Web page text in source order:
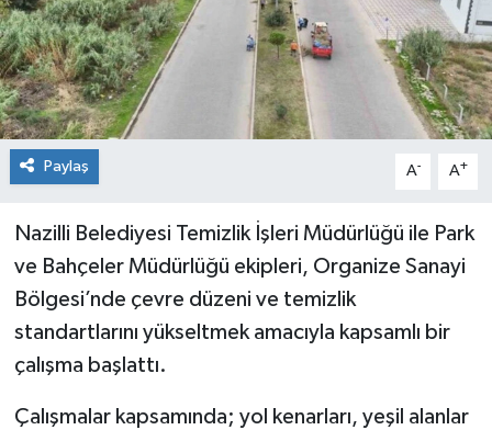
Paylaş A- A+
Nazilli Belediyesi Temizlik İşleri Müdürlüğü ile Park
ve Bahçeler Müdürlüğü ekipleri, Organize Sanayi
Bölgesi’nde çevre düzeni ve temizlik
standartlarını yükseltmek amacıyla kapsamlı bir
çalışma başlattı.
Çalışmalar kapsamında; yol kenarları, yeşil alanlar